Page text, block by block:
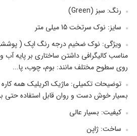
رنگ: سبز (Green)
سایز: نوک سرتخت 15 میلی متر
ویژگی: نوک ضخیم درجه رنگ اپک ( پوششی
مناسب کالیگرافی داشتن ساختاری بر پایه آب
روی سطوح مختلف مانند: بوم، چوب، پا...
توضیحات تکمیلی: ماژیک اکریلیک همه
بسیار خوش دست و روان قابل استفاده حتی
کیفیت: بسیار عالی
ساخت: ژاپن